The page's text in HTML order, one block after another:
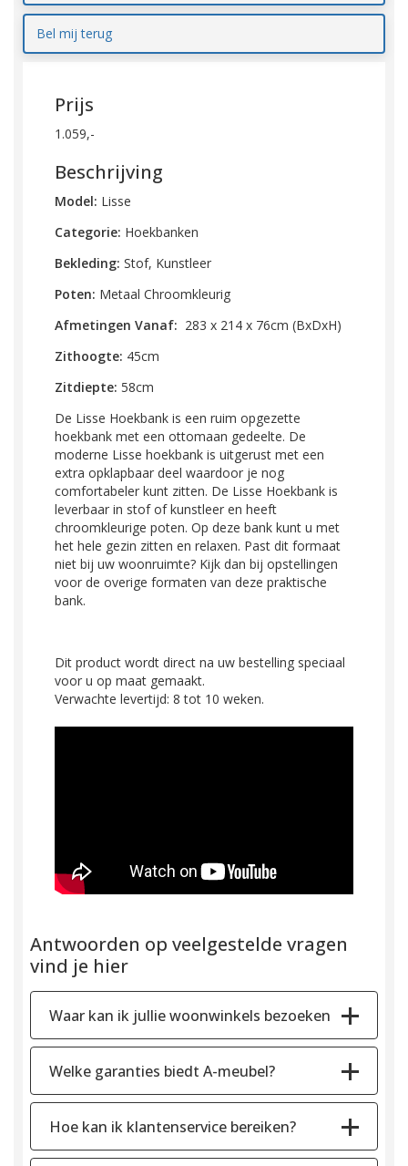
Bel mij terug
Prijs
1.059,-
Beschrijving
Model: Lisse
Categorie: Hoekbanken
Bekleding: Stof, Kunstleer
Poten: Metaal Chroomkleurig
Afmetingen Vanaf: 283 x 214 x 76cm (BxDxH)
Zithoogte: 45cm
Zitdiepte: 58cm
De Lisse Hoekbank is een ruim opgezette
hoekbank met een ottomaan gedeelte. De
moderne Lisse hoekbank is uitgerust met een
extra opklapbaar deel waardoor je nog
comfortabeler kunt zitten. De Lisse Hoekbank is
leverbaar in stof of kunstleer en heeft
chroomkleurige poten. Op deze bank kunt u met
het hele gezin zitten en relaxen. Past dit formaat
niet bij uw woonruimte? Kijk dan bij opstellingen
voor de overige formaten van deze praktische
bank.
Dit product wordt direct na uw bestelling speciaal
voor u op maat gemaakt.
Verwachte levertijd: 8 tot 10 weken.
Antwoorden op veelgestelde vragen
vind je hier
Waar kan ik jullie woonwinkels bezoeken
Welke garanties biedt A-meubel?
Hoe kan ik klantenservice bereiken?